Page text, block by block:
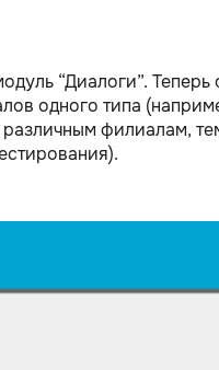
“Диалоги”.
одного типа
различным филиалам,